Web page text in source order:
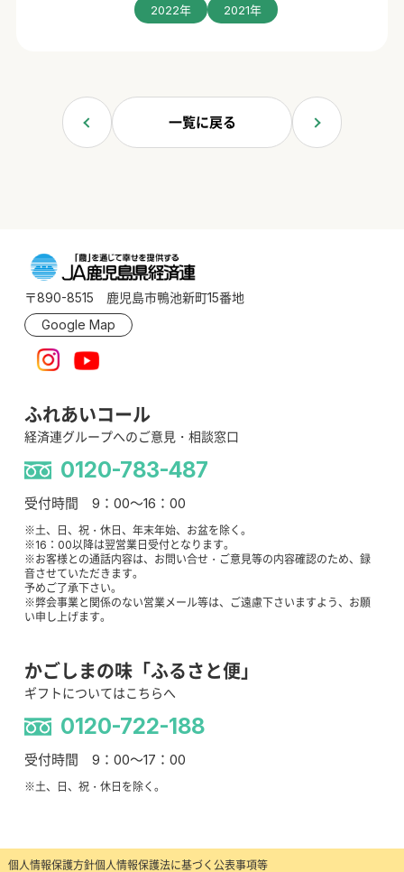
2022年 2021年
一覧に戻る
〒890-8515 鹿児島市鴨池新町15番地
Google Map
ふれあいコール
経済連グループへのご意見・相談窓口
0120-783-487
受付時間 9：00～16：00
※土、日、祝・休日、年末年始、お盆を除く。
※16：00以降は翌営業日受付となります。
※お客様との通話内容は、お問い合せ・ご意見等の内容確認のため、録
音させていただきます。
予めご了承下さい。
※弊会事業と関係のない営業メール等は、ご遠慮下さいますよう、お願
い申し上げます。
かごしまの味「ふるさと便」
ギフトについてはこちらへ
0120-722-188
受付時間 9：00～17：00
※土、日、祝・休日を除く。
個人情報保護方針個人情報保護法に基づく公表事項等